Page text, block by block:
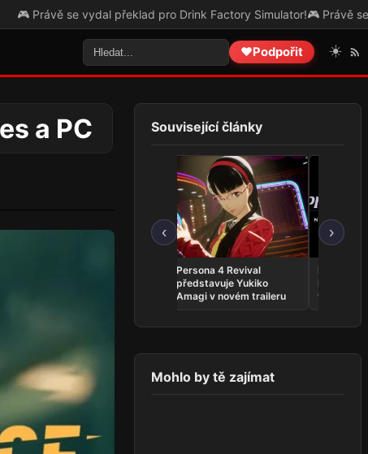
se vydal překlad pro Drink Factory Simulator!🎮 Právě se vydal
❤️Podpořit ☀️
a PC Související články
‹
Persona 4 Revival
představuje Yukiko
Amagi v novém traileru
Phantom:
INFERNO
vyjde v
›
Mohlo by tě zajímat